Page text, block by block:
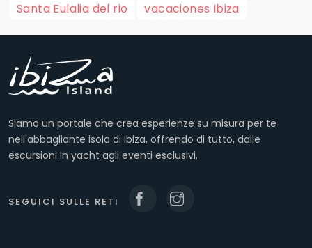
Santa Eulalia del rio
vacaciones Ibiza
Siamo un portale che crea esperienze su misura per te
nell'abbagliante isola di Ibiza, offrendo di tutto, dalle
escursioni in yacht agli eventi esclusivi.
SEGUICI SULLE RETI